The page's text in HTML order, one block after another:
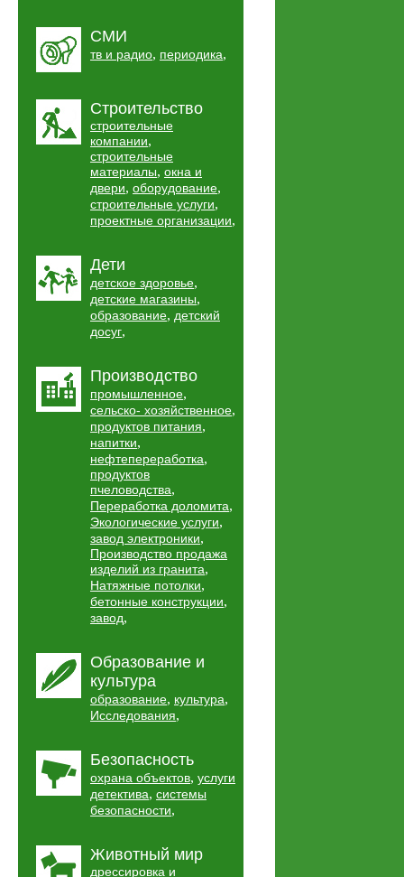
СМИ
тв и радио, периодика,
Строительство
строительные
компании,
строительные
материалы, окна и
двери, оборудование,
строительные услуги,
проектные организации,
Дети
детское здоровье,
детские магазины,
образование, детский
досуг,
Производство
промышленное,
сельско- хозяйственное,
продуктов питания,
напитки,
нефтепереработка,
продуктов
пчеловодства,
Переработка доломита,
Экологические услуги,
завод электроники,
Производство продажа
изделий из гранита,
Натяжные потолки,
бетонные конструкции,
завод,
Образование и
культура
образование, культура,
Исследования,
Безопасность
охрана объектов, услуги
детектива, системы
безопасности,
Животный мир
дрессировка и